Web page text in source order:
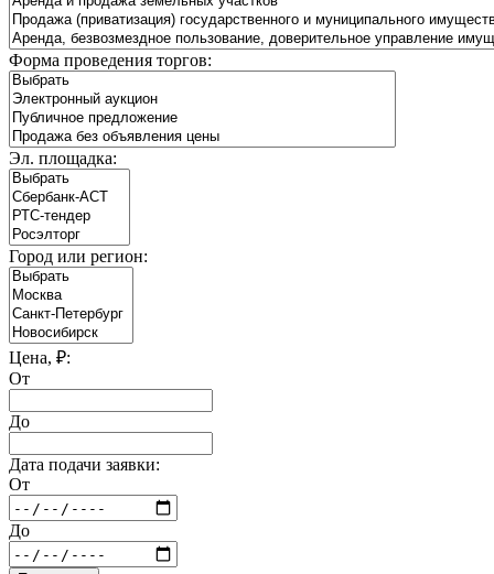
Форма проведения торгов:
Эл. площадка:
Город или регион:
Цена, ₽:
От
До
Дата подачи заявки:
От
До